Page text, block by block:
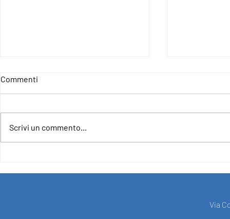
Commenti
Scrivi un commento...
Via